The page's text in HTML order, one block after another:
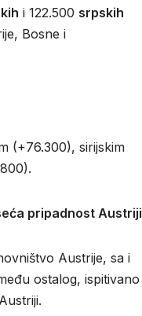
i 122.500 srpskih
Bosne i
(+76.300), sirijskim
pripadnost Austriji
Austrije, sa i
ostalog, ispitivano